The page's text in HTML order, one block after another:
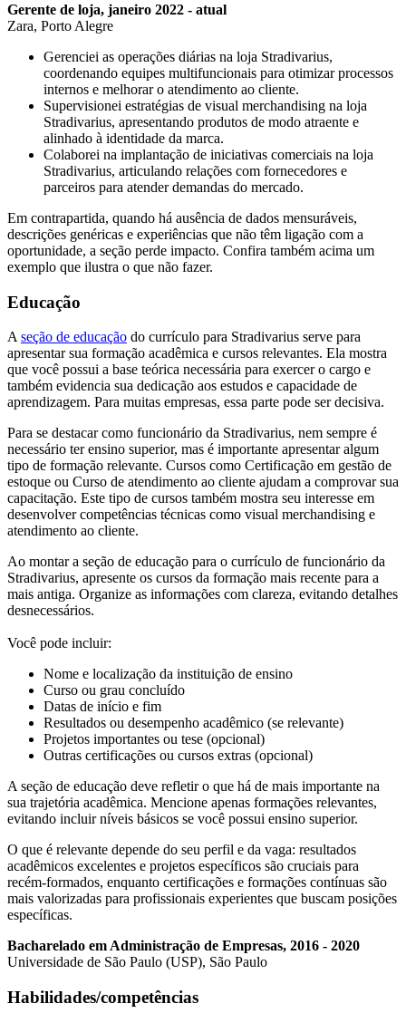
Gerente de loja, janeiro 2022 - atual
Zara, Porto Alegre
Gerenciei as operações diárias na loja Stradivarius,
coordenando equipes multifuncionais para otimizar processos
internos e melhorar o atendimento ao cliente.
Supervisionei estratégias de visual merchandising na loja
Stradivarius, apresentando produtos de modo atraente e
alinhado à identidade da marca.
Colaborei na implantação de iniciativas comerciais na loja
Stradivarius, articulando relações com fornecedores e
parceiros para atender demandas do mercado.
Em contrapartida, quando há ausência de dados mensuráveis,
descrições genéricas e experiências que não têm ligação com a
oportunidade, a seção perde impacto. Confira também acima um
exemplo que ilustra o que não fazer.
Educação
A seção de educação do currículo para Stradivarius serve para
apresentar sua formação acadêmica e cursos relevantes. Ela mostra
que você possui a base teórica necessária para exercer o cargo e
também evidencia sua dedicação aos estudos e capacidade de
aprendizagem. Para muitas empresas, essa parte pode ser decisiva.
Para se destacar como funcionário da Stradivarius, nem sempre é
necessário ter ensino superior, mas é importante apresentar algum
tipo de formação relevante. Cursos como Certificação em gestão de
estoque ou Curso de atendimento ao cliente ajudam a comprovar sua
capacitação. Este tipo de cursos também mostra seu interesse em
desenvolver competências técnicas como visual merchandising e
atendimento ao cliente.
Ao montar a seção de educação para o currículo de funcionário da
Stradivarius, apresente os cursos da formação mais recente para a
mais antiga. Organize as informações com clareza, evitando detalhes
desnecessários.
Você pode incluir:
Nome e localização da instituição de ensino
Curso ou grau concluído
Datas de início e fim
Resultados ou desempenho acadêmico (se relevante)
Projetos importantes ou tese (opcional)
Outras certificações ou cursos extras (opcional)
A seção de educação deve refletir o que há de mais importante na
sua trajetória acadêmica. Mencione apenas formações relevantes,
evitando incluir níveis básicos se você possui ensino superior.
O que é relevante depende do seu perfil e da vaga: resultados
acadêmicos excelentes e projetos específicos são cruciais para
recém-formados, enquanto certificações e formações contínuas são
mais valorizadas para profissionais experientes que buscam posições
específicas.
Bacharelado em Administração de Empresas, 2016 - 2020
Universidade de São Paulo (USP), São Paulo
Habilidades/competências